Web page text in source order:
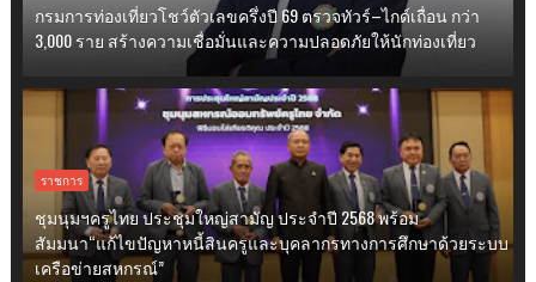
กรมการท่องเที่ยวโชว์ตัวเลขครึ่งปี 69 ตรวจทัวร์–ไกด์เถื่อน กว่า
3,000 ราย สร้างความเชื่อมั่นและความปลอดภัยให้นักท่องเที่ยว
ราชการ
ชุมนุมฯครูไทย ประชุมใหญ่สามัญ ประจำปี 2568 พร้อม
สัมมนา“แก้ไขปัญหาหนี้สินครูและบุคลากรทางการศึกษาด้วยระบบ
เครือข่ายสหกรณ์”